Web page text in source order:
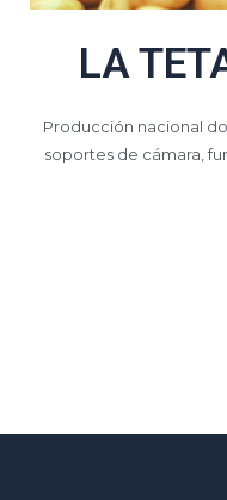
LA
Producción nacional
soportes de cámara,